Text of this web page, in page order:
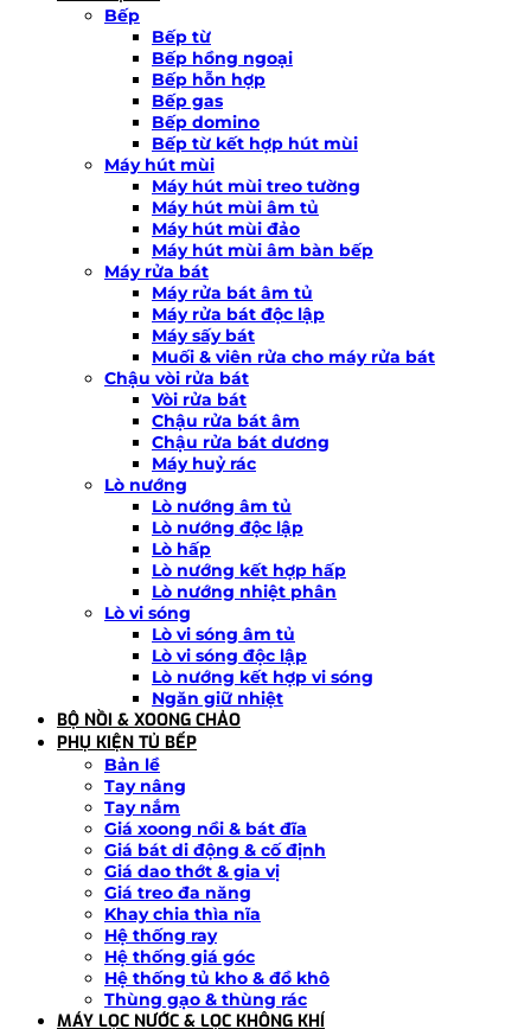
Bếp
Bếp từ
Bếp hồng ngoại
Bếp hỗn hợp
Bếp gas
Bếp domino
Bếp từ kết hợp hút mùi
Máy hút mùi
Máy hút mùi treo tường
Máy hút mùi âm tủ
Máy hút mùi đảo
Máy hút mùi âm bàn bếp
Máy rửa bát
Máy rửa bát âm tủ
Máy rửa bát độc lập
Máy sấy bát
Muối & viên rửa cho máy rửa bát
Chậu vòi rửa bát
Vòi rửa bát
Chậu rửa bát âm
Chậu rửa bát dương
Máy huỷ rác
Lò nướng
Lò nướng âm tủ
Lò nướng độc lập
Lò hấp
Lò nướng kết hợp hấp
Lò nướng nhiệt phân
Lò vi sóng
Lò vi sóng âm tủ
Lò vi sóng độc lập
Lò nướng kết hợp vi sóng
Ngăn giữ nhiệt
BỘ NỒI & XOONG CHẢO
PHỤ KIỆN TỦ BẾP
Bản lề
Tay nâng
Tay nắm
Giá xoong nồi & bát đĩa
Giá bát di động & cố định
Giá dao thớt & gia vị
Giá treo đa năng
Khay chia thìa nĩa
Hệ thống ray
Hệ thống giá góc
Hệ thống tủ kho & đồ khô
Thùng gạo & thùng rác
MÁY LỌC NƯỚC & LỌC KHÔNG KHÍ